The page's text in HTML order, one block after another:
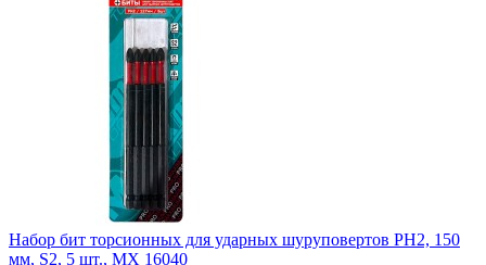
Набор бит торсионных для ударных шуруповертов PH2, 150
мм, S2, 5 шт., MX 16040